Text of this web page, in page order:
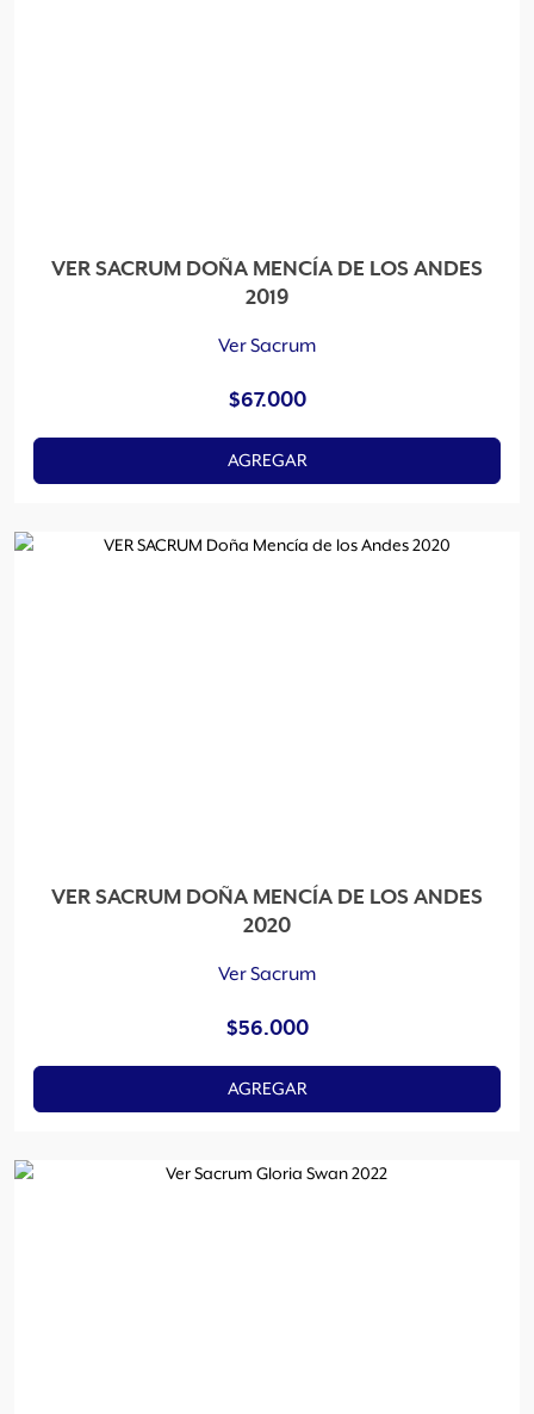
VER SACRUM DOÑA MENCÍA DE LOS ANDES
2019
Ver Sacrum
$67.000
AGREGAR
VER SACRUM DOÑA MENCÍA DE LOS ANDES
2020
Ver Sacrum
$56.000
AGREGAR